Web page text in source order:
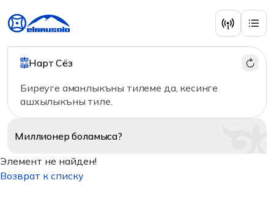
Нарт Сёз
Биреуге аманлыкъны тилеме да, кесинге
ашхылыкъны тиле.
Миллионерболамыса?
Элемент не найден!
Возврат к списку